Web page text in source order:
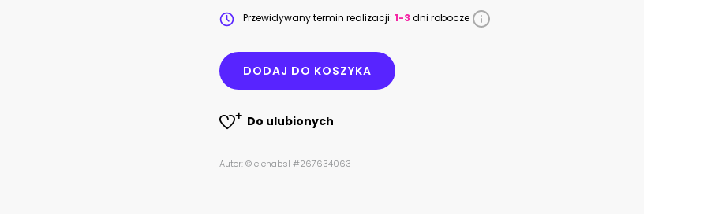
Przewidywany termin realizacji: 1-3 dni robocze
DODAJ DO KOSZYKA
Do ulubionych
Autor: © elenabsl #267634063